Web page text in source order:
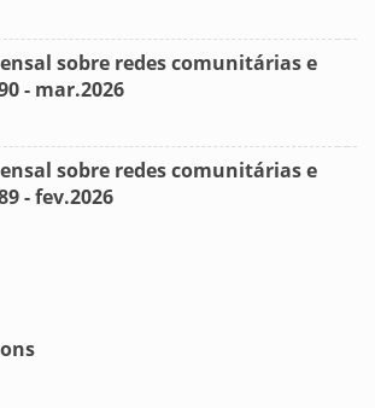
sobre redes comunitárias e
- mar.2026
sobre redes comunitárias e
- fev.2026